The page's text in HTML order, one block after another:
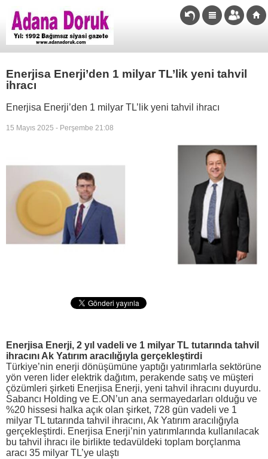
Enerjisa Enerji’den 1 milyar TL’lik yeni tahvil
ihracı
Enerjisa Enerji’den 1 milyar TL’lik yeni tahvil ihracı
15 Mayıs 2025 - Perşembe 21:08
Enerjisa Enerji, 2 yıl vadeli ve 1 milyar TL tutarında tahvil
ihracını Ak Yatırım aracılığıyla gerçekleştirdi
Türkiye’nin enerji dönüşümüne yaptığı yatırımlarla sektörüne
yön veren lider elektrik dağıtım, perakende satış ve müşteri
çözümleri şirketi Enerjisa Enerji, yeni tahvil ihracını duyurdu.
Sabancı Holding ve E.ON’un ana sermayedarları olduğu ve
%20 hissesi halka açık olan şirket, 728 gün vadeli ve 1
milyar TL tutarında tahvil ihracını, Ak Yatırım aracılığıyla
gerçekleştirdi. Enerjisa Enerji’nin yatırımlarında kullanılacak
bu tahvil ihracı ile birlikte tedavüldeki toplam borçlanma
aracı 35 milyar TL’ye ulaştı